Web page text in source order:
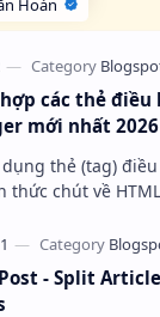
các thẻ điều
mới nhất 2026
thẻ (tag)
thức chút về
“ và kết thúc
- Split